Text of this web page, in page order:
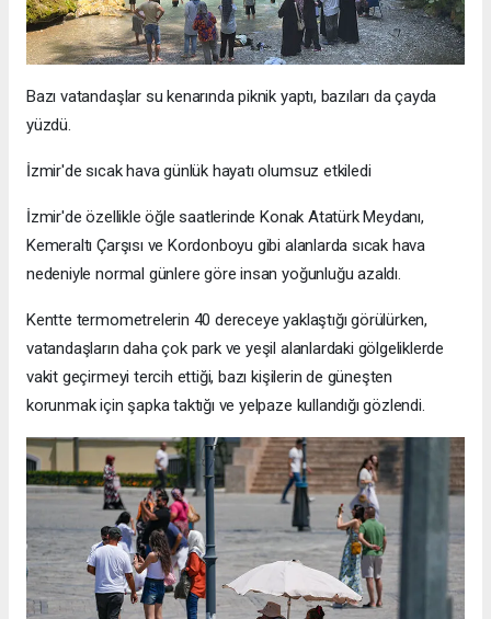
Bazı vatandaşlar su kenarında piknik yaptı, bazıları da çayda
yüzdü.
İzmir'de sıcak hava günlük hayatı olumsuz etkiledi
İzmir'de özellikle öğle saatlerinde Konak Atatürk Meydanı,
Kemeraltı Çarşısı ve Kordonboyu gibi alanlarda sıcak hava
nedeniyle normal günlere göre insan yoğunluğu azaldı.
Kentte termometrelerin 40 dereceye yaklaştığı görülürken,
vatandaşların daha çok park ve yeşil alanlardaki gölgeliklerde
vakit geçirmeyi tercih ettiği, bazı kişilerin de güneşten
korunmak için şapka taktığı ve yelpaze kullandığı gözlendi.